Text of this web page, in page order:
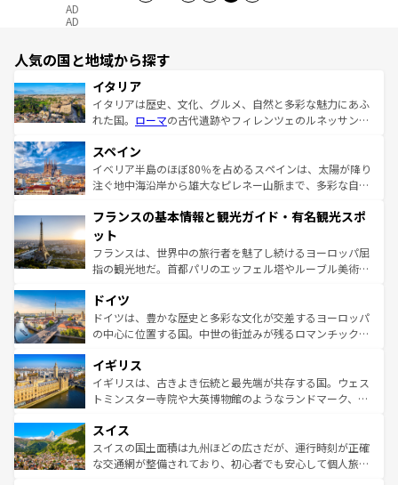
AD
AD
人気の国と地域から探す
イタリア
イタリアは歴史、文化、グルメ、自然と多彩な魅力にあふ
れた国。 ローマの古代遺跡やフィレンツェのルネッサンス
ろん、トスカーナの美しい田園風景やアマルフィ海岸の絶
景など、自然景観も見逃せない。観光の合間には、本場の
ピザやパスタなど、絶品のイタリア料理を堪能することも
ませてくれるイタリアで、忘れられない旅をしてみよう！
なお、新着のイタリア情報は
しい。
スペイン
イベリア半島のほぼ80％を占めるスペインは、太陽が降り
注ぐ地中海沿岸から雄大なピレネー山脈まで、多彩な自然
文化が根付くこの国では、情熱的なフラメンコ、熱気あふ
れる闘牛、そして美味しいタパスが生活の一部となってい
る。首都マドリードの洗練された雰囲気や、バルセロナの
アートに溢れた街角から、地方では古代ローマ遺跡や中世
せる。地方によって風土や気候が異なるスペインはその個
性で訪れる人を魅了する。 なお、新着のスペイン情報は コ
ンテンツ一覧を参照してほしい。
フランスの基本情報と観光ガイド・有名観光スポ
ット
フランスは、世界中の旅行者を魅了し続けるヨーロッパ屈
指の観光地だ。首都パリのエッフェル塔やルーブル美術館
で、幅広い魅力が詰まっている。華麗な宮殿、歴史的な大
聖堂、美しいビーチ、そして豊かな自然が、訪れる者を心
から魅了する。また、フランスは美食の国としても知ら
いる。シャンパンの発祥地であるランス、プロヴァンスの
香り高いラベンダー畑など、多彩な楽しみ方が可能だ。さ
らに、パリ以外の地域にも魅力が溢れており、どの街角に
れる地方に足を運ぶとそれぞれで全く異なる文化を体験で
きるだろう。 なお、新着のフランス情報はコンテンツ一覧
を参照してほしい。
ドイツ
ドイツは、豊かな歴史と多彩な文化が交差するヨーロッパ
の中心に位置する国。中世の街並みが残るロマンチック街
顔を持つこの国は、どこを歩いても飽きることがない。ベ
ルリンの文化的活気、バイエルン州のアルプスの絶景、そ
してライン川沿いのワイン畑といった風景は必見。ビール
は、お酒好きな人にはぜひ体験してほしい。 なお、新着の
ドイツ情報はコンテンツ一覧を参照してほしい。
イギリス
イギリスは、古きよき伝統と最先端が共存する国。ウェス
トミンスター寺院や大英博物館のようなランドマーク、歴
リアごとに異なる魅力がある。また、優雅なアフタヌーン
ティー、ビール好きにはたまらない英国パブ、サッカー観
戦など、本場だからこそできる体験も豊富。イギリスを旅
スイス
スイスの国土面積は九州ほどの広さだが、運行時刻が正確
な交通網が整備されており、初心者でも安心して個人旅行